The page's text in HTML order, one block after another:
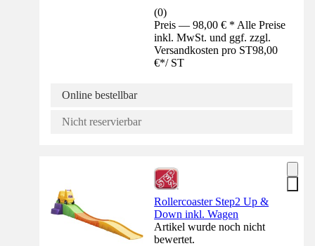
(0)
Preis — 98,00 € * Alle Preise
inkl. MwSt. und ggf. zzgl.
Versandkosten pro ST98,00
€*/ ST
Online bestellbar
Nicht reservierbar
Rollercoaster Step2 Up &
Down inkl. Wagen
Artikel wurde noch nicht
bewertet.